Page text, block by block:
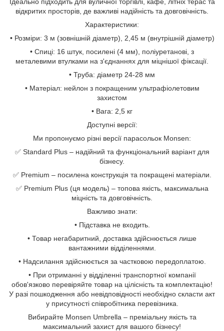
відкритих просторів, де важливі надійність та довговічність.
Характеристики:
• Розміри: 3 м (зовнішній діаметр), 2,45 м (внутрішній діаметр)
• Спиці: 16 штук, посилені (4 мм), поліуретанові, з
металевими втулками на з'єднаннях для міцнішої фіксації.
• Труба: діаметр 24-28 мм
• Матеріал: нейлон з покращеним ультрафіолетовим
захистом
• Вага: 2,5 кг
Доступні версії:
Ми пропонуємо різні версії парасольок Monsen:
✅ Standard Plus – надійний та функціональний варіант для
бізнесу.
✅ Premium – посилена конструкція та покращені матеріали.
✅ Premium Plus (ця модель) – топова якість, максимальна
міцність та довговічність.
Важливо знати:
• Підставка не входить.
• Товар негабаритний, доставка здійснюється лише
вантажними відділеннями.
• Надсилання здійснюється за частковою передоплатою.
• При отриманні у відділенні транспортної компанії
обов'язково перевіряйте товар на цілісність та комплектацію!
У разі пошкодження або невідповідності необхідно скласти акт
у присутності співробітника перевізника.
Вибирайте Monsen Umbrella – преміальну якість та
максимальний захист для вашого бізнесу!